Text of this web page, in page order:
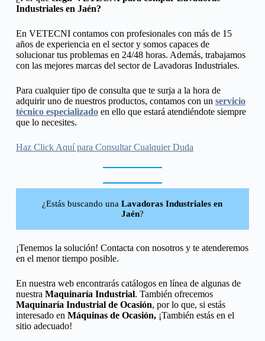
Industriales en Jaén?
En VETECNI contamos con profesionales con más de 15
años de experiencia en el sector y somos capaces de
solucionar tus problemas en 24/48 horas. Además, trabajamos
con las mejores marcas del sector de Lavadoras Industriales.
Para cualquier tipo de consulta que te surja a la hora de
adquirir uno de nuestros productos, contamos con un servicio
técnico especializadoen ello que estará atendiéndote siempre
que lo necesites.
Haz Click Aquí para Consultar Cualquier Duda
¿Estás buscando unaLavadoras Industriales en
Jaén?
¡Tenemos la solución! Contacta con nosotros y te atenderemos
en el menor tiempo posible.
En nuestra web encontrarás catálogos en línea de algunas de
nuestra Maquinaría Industrial. También ofrecemos
Maquinaría Industrial de Ocasión, por lo que, si estás
interesado en Máquinas de Ocasión,¡También estás en el
sitio adecuado!